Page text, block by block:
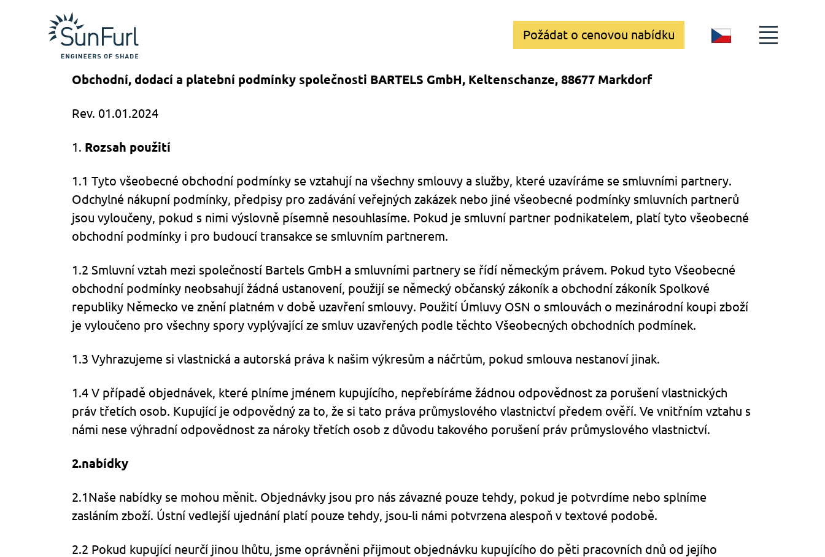
Požádat o cenovou nabídku
CZ
Obchodní, dodací a platební podmínky společnosti BARTELS GmbH, Keltenschanze, 88677 Markdorf
Rev. 01.01.2024
1. Rozsah použití
1.1 Tyto všeobecné obchodní podmínky se vztahují na všechny smlouvy a služby, které uzavíráme se smluvními partnery.
Odchylné nákupní podmínky, předpisy pro zadávání veřejných zakázek nebo jiné všeobecné podmínky smluvních partnerů
jsou vyloučeny, pokud s nimi výslovně písemně nesouhlasíme. Pokud je smluvní partner podnikatelem, platí tyto všeobecné
obchodní podmínky i pro budoucí transakce se smluvním partnerem.
1.2 Smluvní vztah mezi společností Bartels GmbH a smluvními partnery se řídí německým právem. Pokud tyto Všeobecné
obchodní podmínky neobsahují žádná ustanovení, použijí se německý občanský zákoník a obchodní zákoník Spolkové
republiky Německo ve znění platném v době uzavření smlouvy. Použití Úmluvy OSN o smlouvách o mezinárodní koupi zboží
je vyloučeno pro všechny spory vyplývající ze smluv uzavřených podle těchto Všeobecných obchodních podmínek.
1.3 Vyhrazujeme si vlastnická a autorská práva k našim výkresům a náčrtům, pokud smlouva nestanoví jinak.
1.4 V případě objednávek, které plníme jménem kupujícího, nepřebíráme žádnou odpovědnost za porušení vlastnických
práv třetích osob. Kupující je odpovědný za to, že si tato práva průmyslového vlastnictví předem ověří. Ve vnitřním vztahu s
námi nese výhradní odpovědnost za nároky třetích osob z důvodu takového porušení práv průmyslového vlastnictví.
2.nabídky
2.1Naše nabídky se mohou měnit. Objednávky jsou pro nás závazné pouze tehdy, pokud je potvrdíme nebo splníme
zasláním zboží. Ústní vedlejší ujednání platí pouze tehdy, jsou-li námi potvrzena alespoň v textové podobě.
2.2 Pokud kupující neurčí jinou lhůtu, jsme oprávněni přijmout objednávku kupujícího do pěti pracovních dnů od jejího